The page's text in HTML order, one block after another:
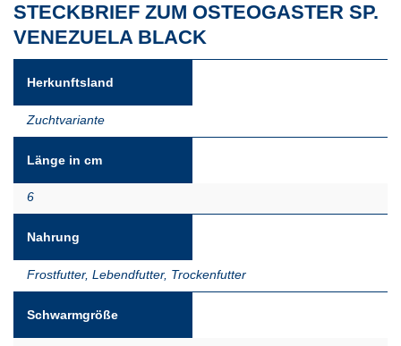
STECKBRIEF ZUM OSTEOGASTER SP.
VENEZUELA BLACK
Herkunftsland
Zuchtvariante
Länge in cm
6
Nahrung
Frostfutter, Lebendfutter, Trockenfutter
Schwarmgröße